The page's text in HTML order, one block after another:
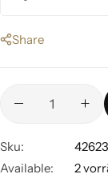
Share
Sku:
Available:
2